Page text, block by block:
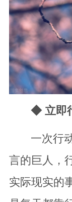
◆ 立即
一次行
言的巨人，
实际现实的